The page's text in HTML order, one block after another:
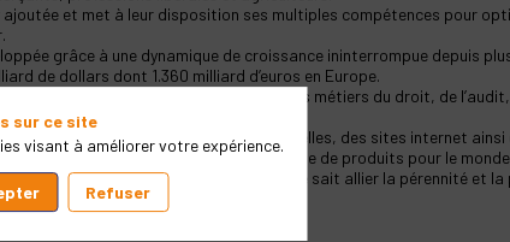
et met à leur disposition ses multiples compétences pour
grâce à une dynamique de croissance ininterrompue depuis
de dollars dont 1.360 milliard d’euros en Europe.
une expertise complète dans les métiers du droit, de
par branches professionnelles, des sites internet
des données et des biens et un catalogue de produits pour le
Grâce à ce réseau de proximité, elle sait allier la pérennité et
sur ce site
visant à améliorer votre expérience.
Refuser